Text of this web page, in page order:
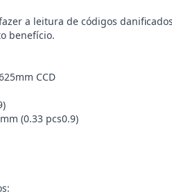
a leitura de códigos
benefício.
CCD
(0.33 pcs0.9)